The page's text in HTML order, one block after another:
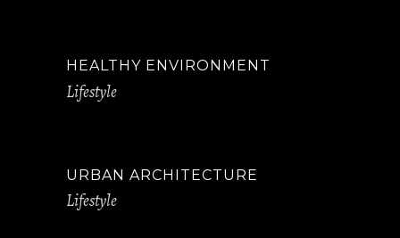
HEALTHY ENVIRONMENT
Lifestyle
URBAN ARCHITECTURE
Lifestyle